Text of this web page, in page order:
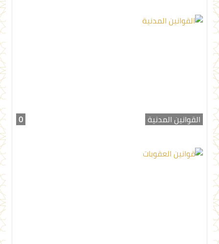
القوانين المدنية 0